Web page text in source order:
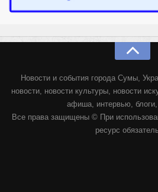
Новости и события города Сумы,
новости, новости культуры, новости
афиша, интервью, блоги,
Все права защищены © При
ресурс